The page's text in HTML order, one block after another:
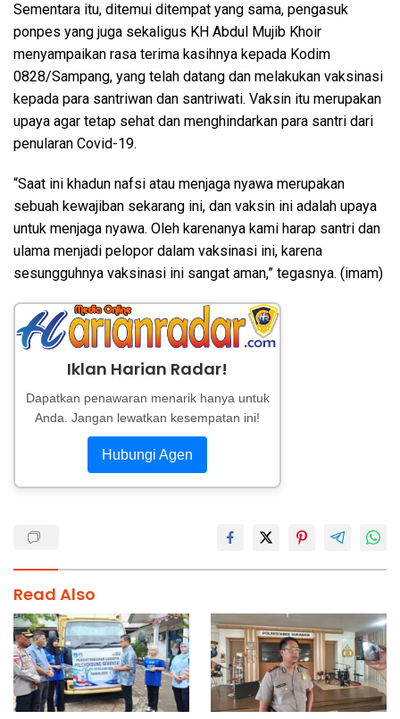
Sementara itu, ditemui ditempat yang sama, pengasuk
ponpes yang juga sekaligus KH Abdul Mujib Khoir
menyampaikan rasa terima kasihnya kepada Kodim
0828/Sampang, yang telah datang dan melakukan vaksinasi
kepada para santriwan dan santriwati. Vaksin itu merupakan
upaya agar tetap sehat dan menghindarkan para santri dari
penularan Covid-19.
“Saat ini khadun nafsi atau menjaga nyawa merupakan
sebuah kewajiban sekarang ini, dan vaksin ini adalah upaya
untuk menjaga nyawa. Oleh karenanya kami harap santri dan
ulama menjadi pelopor dalam vaksinasi ini, karena
sesungguhnya vaksinasi ini sangat aman,” tegasnya. (imam)
Iklan Harian Radar!
Dapatkan penawaran menarik hanya untuk
Anda. Jangan lewatkan kesempatan ini!
Hubungi Agen
Read Also